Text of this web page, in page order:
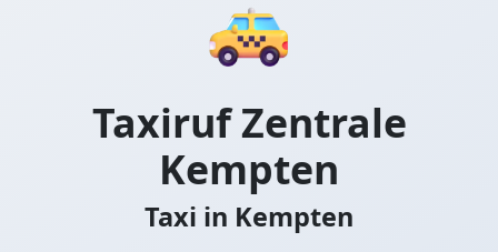
Taxiruf Zentrale
Kempten
Taxi in Kempten